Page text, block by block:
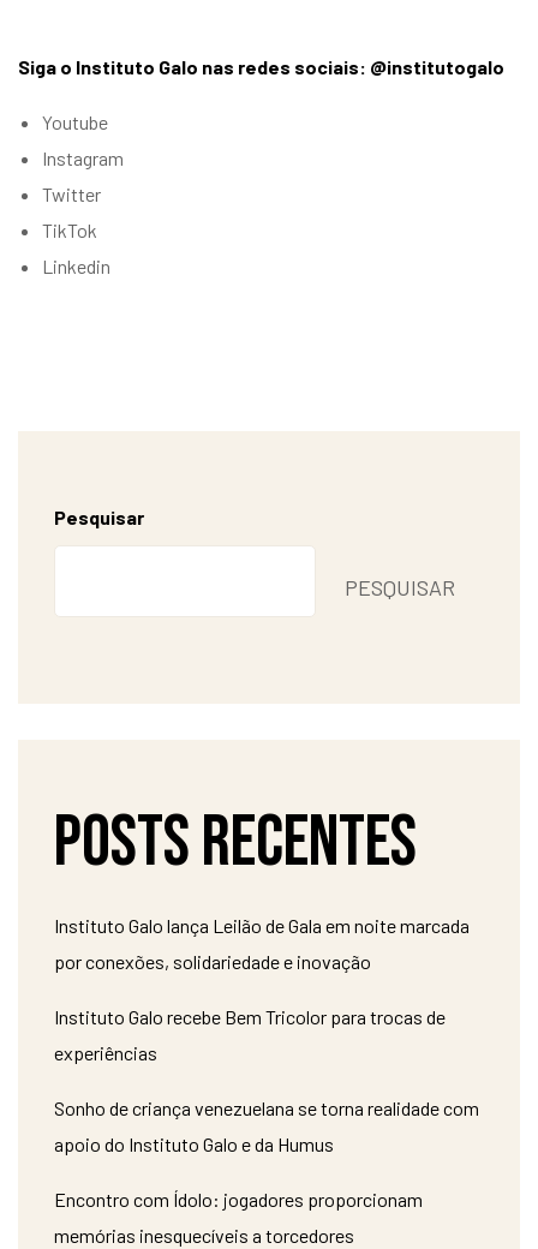
Siga o Instituto Galo nas redes sociais: @institutogalo
Youtube
Instagram
Twitter
TikTok
Linkedin
Pesquisar
PESQUISAR
Posts recentes
Instituto Galo lança Leilão de Gala em noite marcada
por conexões, solidariedade e inovação
Instituto Galo recebe Bem Tricolor para trocas de
experiências
Sonho de criança venezuelana se torna realidade com
apoio do Instituto Galo e da Humus
Encontro com Ídolo: jogadores proporcionam
memórias inesquecíveis a torcedores